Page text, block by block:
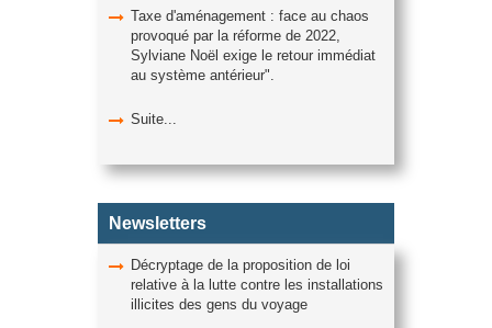
Taxe d'aménagement : face au chaos
provoqué par la réforme de 2022,
Sylviane Noël exige le retour immédiat
au système antérieur".
Suite...
Newsletters
Décryptage de la proposition de loi
relative à la lutte contre les installations
illicites des gens du voyage